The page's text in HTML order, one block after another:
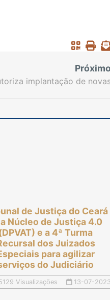
Próximo
implantação de
de Justiça do Ceará
Núcleo de Justiça 4.0
e a 4ª Turma
dos Juizados
para agilizar
do Judiciário
Visualizações 13-07-2023